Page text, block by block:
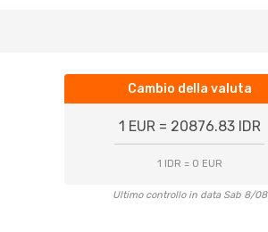
Cambio della valuta
1 EUR = 20876.83 IDR
1 IDR = 0 EUR
Ultimo controllo in data Sab 8/08